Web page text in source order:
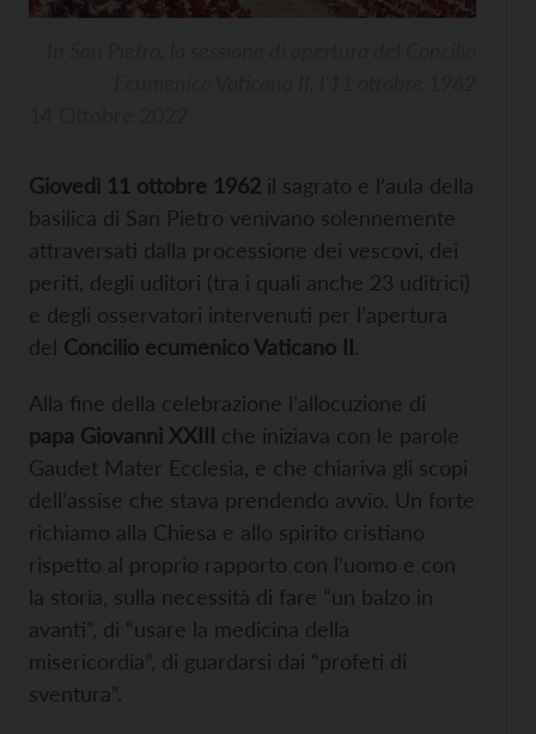
Giovedì 11 ottobre 1962 il sagrato e l’aula della
basilica di San Pietro venivano solennemente
attraversati dalla processione dei vescovi, dei
periti, degli uditori (tra i quali anche 23 uditrici)
e degli osservatori intervenuti per l’apertura
del Concilio ecumenico Vaticano II.
Alla fine della celebrazione l’allocuzione di
papa Giovanni XXIII che iniziava con le parole
Gaudet Mater Ecclesia, e che chiariva gli scopi
dell’assise che stava prendendo avvio. Un forte
richiamo alla Chiesa e allo spirito cristiano
rispetto al proprio rapporto con l’uomo e con
la storia, sulla necessità di fare “un balzo in
avanti”, di “usare la medicina della
misericordia”, di guardarsi dai “profeti di
sventura”.